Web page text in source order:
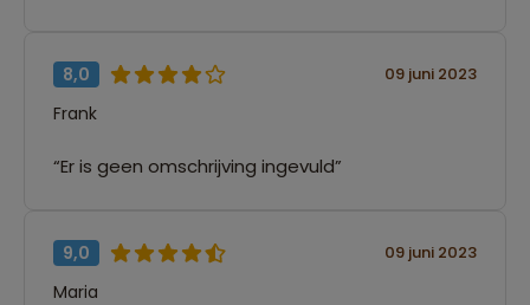
8,0 09 juni 2023
Frank
“Er is geen omschrijving ingevuld”
9,0 09 juni 2023
Maria